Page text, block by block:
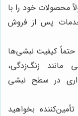
محصولات خود را با
پس از فروش
حتماً کیفیت نبشی‌ها
مانند زنگ‌زدگی،
در سطح نبشی
تأمین‌کننده بخواهید